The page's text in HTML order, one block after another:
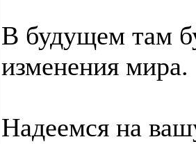
В будущем там
изменения мира.
Надеемся на